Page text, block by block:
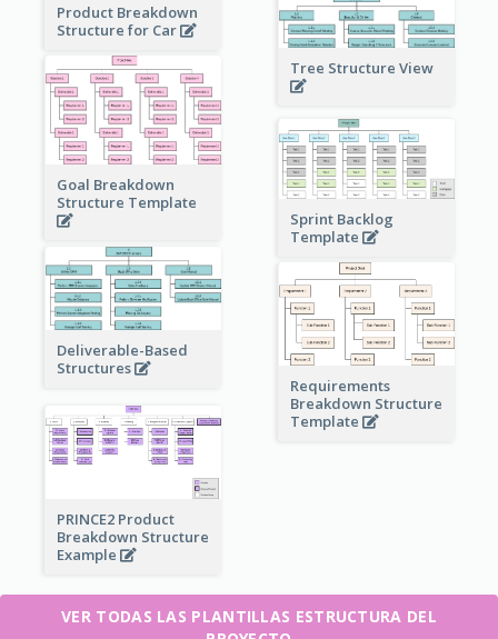
Product Breakdown
Structure for Car
Tree Structure View
Goal Breakdown
Structure Template
Sprint Backlog
Template
Deliverable-Based
Structures
Requirements
Breakdown Structure
Template
PRINCE2 Product
Breakdown Structure
Example
VER TODAS LAS PLANTILLAS ESTRUCTURA DEL